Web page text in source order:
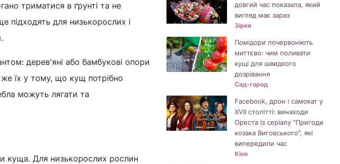
триматися в ґрунті та не
підходять для низькорослих і
дерев'яні або бамбукові опори
їх у тому, що кущ потрібно
можуть лягати та
куща. Для низькорослих рослин
довгий час показала, який
вигляд має зараз
Зірки
Помідори почервоніють
миттєво: чим поливати
кущі для швидкого
дозрівання
Сад-город
Facebook, дрон і самокат у
XVII столітті: винаходи
Ореста із серіалу "Пригоди
козака Виговського", які
випередили час
Кіно